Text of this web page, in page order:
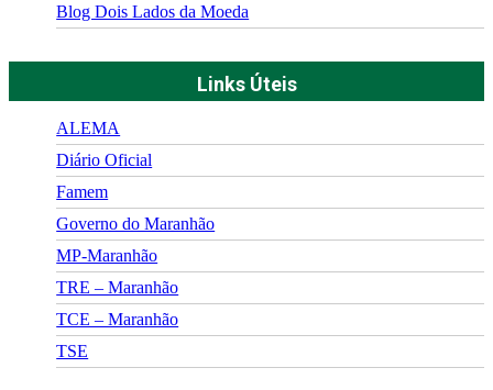
Blog Dois Lados da Moeda
Links Úteis
ALEMA
Diário Oficial
Famem
Governo do Maranhão
MP-Maranhão
TRE – Maranhão
TCE – Maranhão
TSE